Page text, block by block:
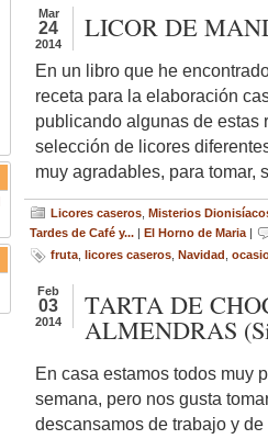
Mar
24
2014
LICOR DE
En un libro que he
receta para la elaboración
publicando algunas de estas
selección de licores
muy agradables, para
Licores caseros Misterios
Tardes de Café y... | El Horno de Maria |
fruta licores caseros Navidad
Feb
03
2014
TARTA DE
ALMENDRAS
En casa estamos todos muy
semana, pero nos gusta
descansamos de trabajo y